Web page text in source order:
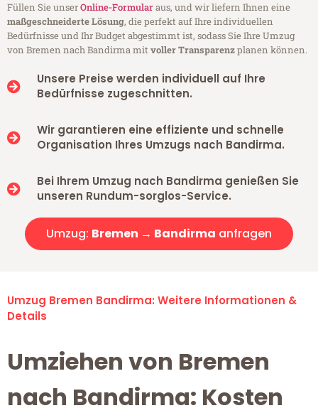
Füllen Sie unserOnline-Formularaus, und wir liefern Ihnen eine
maßgeschneiderte Lösung, die perfekt auf Ihre individuellen
Bedürfnisse und Ihr Budget abgestimmt ist, sodass Sie Ihre Umzug
von Bremen nach Bandirma mitvoller Transparenzplanen können.
Unsere Preise werden individuell auf Ihre
Bedürfnisse zugeschnitten.
Wir garantieren eine effiziente und schnelle
Organisation Ihres Umzugs nach Bandirma.
Bei Ihrem Umzug nach Bandirma genießen Sie
unseren Rundum-sorglos-Service.
Umzug: Bremen → Bandirma anfragen
Umzug Bremen Bandirma: Weitere Informationen &
Details
Umziehen von Bremen
nach Bandirma: Kosten